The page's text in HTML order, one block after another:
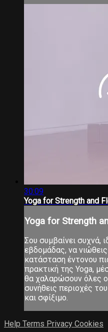
30:09
Yoga for Strength and
Yoga for Strength
Σου συμβαίνει συχνά,
εβδομάδας, να
κατάσταση έντονου
πρακτική της Yoga,
θα χαλαρώσουν όλες
συνήθεις περιοχές
και σφίξιμο.
Help Terms Privacy Cookies